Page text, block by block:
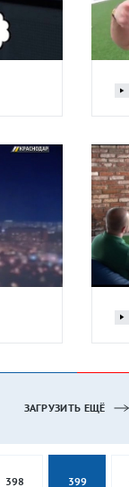
ЗАГРУЗИТЬ ЕЩЁ
398 399